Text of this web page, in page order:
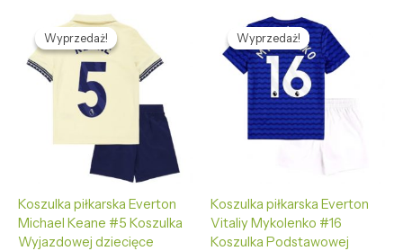
Wyprzedaż!
Wyprzedaż!
Koszulka piłkarska Everton
Michael Keane #5 Koszulka
Wyjazdowej dziecięce
Pierwotna
cena
wynosiła:
479,66 zł.
Aktualna
cena
wynosi:
126,86 zł.
Wyprzedaż!
Wyprzedaż!
Koszulka piłkarska Everton
Vitaliy Mykolenko #16
Koszulka Podstawowej
Pierwotna
cena
wynosiła:
479,66 zł.
Aktualna
cena
wynosi:
126,86 zł.